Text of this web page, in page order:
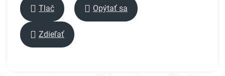
Tlač Opýtať sa
Zdieľať